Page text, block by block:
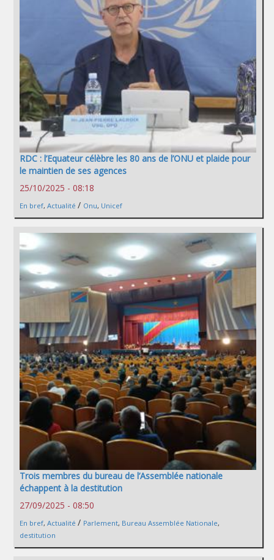
RDC : l’Equateur célèbre les 80 ans de l’ONU et plaide pour
le maintien de ses agences
25/10/2025 - 08:18
En bref, Actualité / Onu, Unicef
Trois membres du bureau de l’Assemblée nationale
échappent à la destitution
27/09/2025 - 08:50
En bref, Actualité / Parlement, Bureau Assemblée Nationale,
destitution